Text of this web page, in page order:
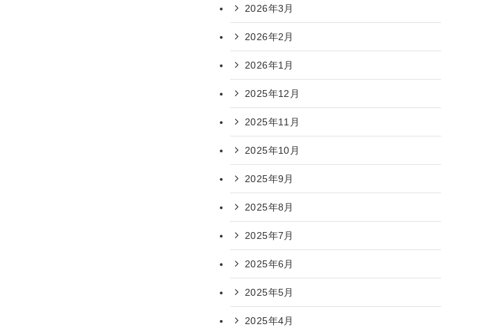
2026年3月
2026年2月
2026年1月
2025年12月
2025年11月
2025年10月
2025年9月
2025年8月
2025年7月
2025年6月
2025年5月
2025年4月